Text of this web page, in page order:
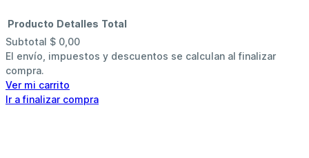
Productos
del
carrito
Producto Detalles Total
Subtotal $ 0,00
El envío, impuestos y descuentos se calculan al finalizar
compra.
Ver mi carrito
Ir a finalizar compra